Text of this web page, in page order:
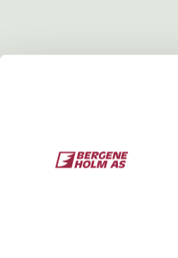
Bergene Holm AS